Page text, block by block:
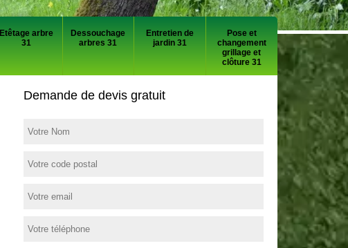
Etêtage arbre
31
Dessouchage
arbres 31
Entretien de
jardin 31
Pose et
changement
grillage et
clôture 31
Demande de devis gratuit